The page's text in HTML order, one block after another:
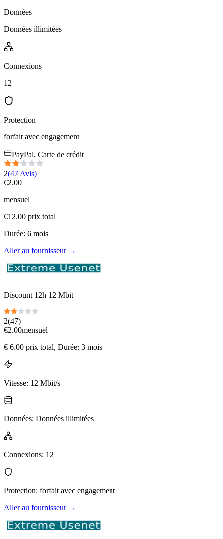
Données
Données illimitées
Connexions
12
Protection
forfait avec engagement
PayPal, Carte de crédit
2(47 Avis)
€2.00
mensuel
€12.00 prix total
Durée: 6 mois
Aller au fournisseur→
Discount 12h 12 Mbit
2(47)
€2.00mensuel
€ 6.00 prix total, Durée: 3 mois
Vitesse: 12 Mbit/s
Données: Données illimitées
Connexions: 12
Protection: forfait avec engagement
Aller au fournisseur→